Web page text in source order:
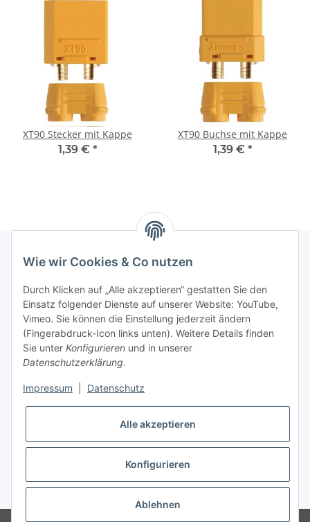
XT90 Stecker mit Kappe
1,39 € *
XT90 Buchse mit Kappe
1,39 € *
Newsletter Abonnieren
Bitte senden Sie mir entsprechend Ihrer
Datenschutzerklärungregelmäßig und jederzeit widerruflich
Informationen zu Ihrem Produktsortiment per E-Mail zu.
* Alle Preise inkl. gesetzlicher USt., zzgl.Versand
Wie wir Cookies & Co nutzen
Durch Klicken auf „Alle akzeptieren“ gestatten Sie den
Einsatz folgender Dienste auf unserer Website: YouTube,
Vimeo. Sie können die Einstellung jederzeit ändern
(Fingerabdruck-Icon links unten). Weitere Details finden
Sie unter Konfigurieren und in unserer
Datenschutzerklärung.
Impressum Datenschutz
Alle akzeptieren
Konfigurieren
Ablehnen